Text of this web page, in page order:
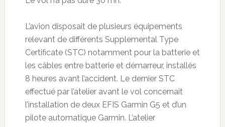
L’avion disposait de plusieurs équipements
relevant de différents Supplemental Type
Certificate (STC) notamment pour la batterie et
les câbles entre batterie et démarreur, installés
8 heures avant l’accident. Le dernier STC
effectué par l’atelier avant le vol concernait
l’installation de deux EFIS Garmin G5 et d’un
pilote automatique Garmin. L’atelier